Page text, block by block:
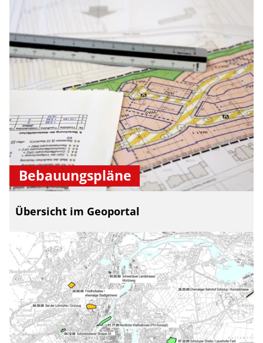
Bebauungspläne
Übersicht im Geoportal